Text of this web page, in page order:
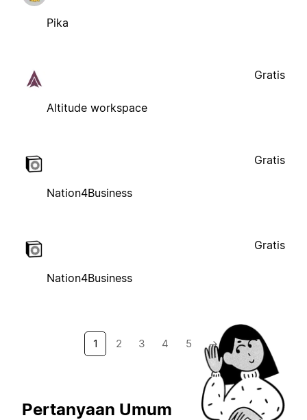
Pika
Altitude workspace
Gratis
Nation4Business
Gratis
Nation4Business
Gratis
1 2 3 4 5 →
Pertanyaan Umum